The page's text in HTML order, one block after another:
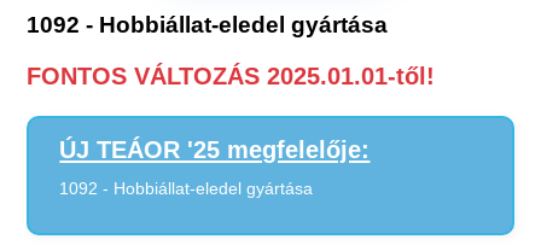
1092 - Hobbiállat-eledel gyártása
FONTOS VÁLTOZÁS 2025.01.01-től!
ÚJ TEÁOR '25 megfelelője:
1092 - Hobbiállat-eledel gyártása